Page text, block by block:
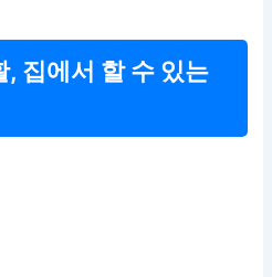
, 집에서 할 수 있는